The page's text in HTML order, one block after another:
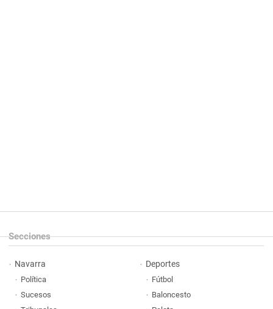
Secciones
Navarra
Política
Sucesos
Deportes
Fútbol
Baloncesto